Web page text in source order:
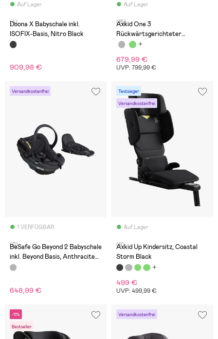
Auf Lager
(4)
Doona X Babyschale inkl.
ISOFIX-Basis, Nitro Black
909,98 €
Auf Lager
(15)
Axkid One 3
Rückwärtsgerichteter
Kindersitz, Coastal Storm Black
679,99 €
UVP: 799,99 €
Versandkostenfrei
1 VERFÜGBAR
(0)
BeSafe Go Beyond 2 Babyschale
inkl. Beyond Basis, Anthracite
Mesh
648,99 €
Testsieger
Versandkostenfrei
Auf Lager
(9)
Axkid Up Kindersitz, Coastal
Storm Black
499 €
UVP: 499,99 €
-11%
Bestseller
Versandkostenfrei